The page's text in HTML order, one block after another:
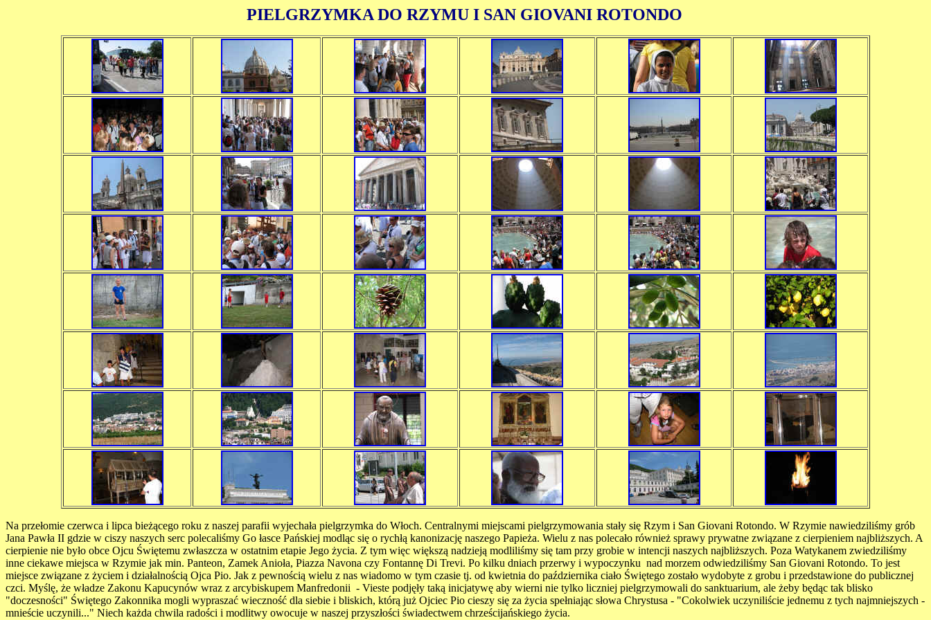
PIELGRZYMKA DO RZYMU I SAN GIOVANI ROTONDO
Na przełomie czerwca i lipca bieżącego roku z naszej parafii wyjechała pielgrzymka do Włoch. Centralnymi miejscami pielgrzymowania stały się Rzym i San Giovani Rotondo. W Rzymie nawiedziliśmy grób
Jana Pawła II gdzie w ciszy naszych serc polecaliśmy Go łasce Pańskiej modląc się o rychłą kanonizację naszego Papieża. Wielu z nas polecało również sprawy prywatne związane z cierpieniem najbliższych. A
cierpienie nie było obce Ojcu Świętemu zwłaszcza w ostatnim etapie Jego życia. Z tym więc większą nadzieją modliliśmy się tam przy grobie w intencji naszych najbliższych. Poza Watykanem zwiedziliśmy
inne ciekawe miejsca w Rzymie jak min. Panteon, Zamek Anioła, Piazza Navona czy Fontannę Di Trevi. Po kilku dniach przerwy i wypoczynku nad morzem odwiedziliśmy San Giovani Rotondo. To jest
miejsce związane z życiem i działalnością Ojca Pio. Jak z pewnością wielu z nas wiadomo w tym czasie tj. od kwietnia do października ciało Świętego zostało wydobyte z grobu i przedstawione do publicznej
czci. Myślę, że władze Zakonu Kapucynów wraz z arcybiskupem Manfredonii - Vieste podjęły taką inicjatywę aby wierni nie tylko liczniej pielgrzymowali do sanktuarium, ale żeby będąc tak blisko
"doczesności" Świętego Zakonnika mogli wypraszać wieczność dla siebie i bliskich, którą już Ojciec Pio cieszy się za życia spełniając słowa Chrystusa - "Cokolwiek uczyniliście jednemu z tych najmniejszych -
mnieście uczynili..." Niech każda chwila radości i modlitwy owocuje w naszej przyszłości świadectwem chrześcijańskiego życia.